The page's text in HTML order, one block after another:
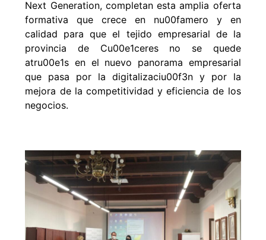
formativa que crece en nu00famero y en
calidad para que el tejido empresarial de la
provincia de Cu00e1ceres no se quede
atru00e1s en el nuevo panorama empresarial
que pasa por la digitalizaciu00f3n y por la
mejora de la competitividad y eficiencia de los
negocios.